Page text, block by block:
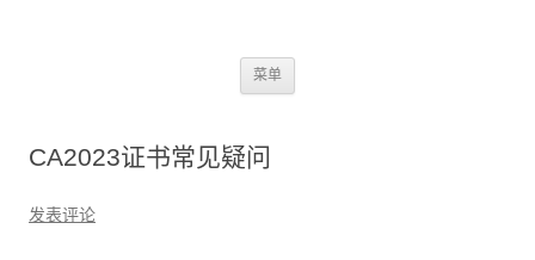
菜单
CA2023证书常见疑问
发表评论